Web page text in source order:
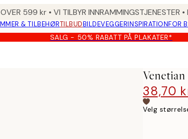
599 kr • VI TILBYR INNRAMMINGSTJENESTER
& TILBEHØRTILBUDBILDEVEGGERINSPIRATIONFOR
SALG - 50% RABATT PÅ PLAKATER*
38,70
Velg